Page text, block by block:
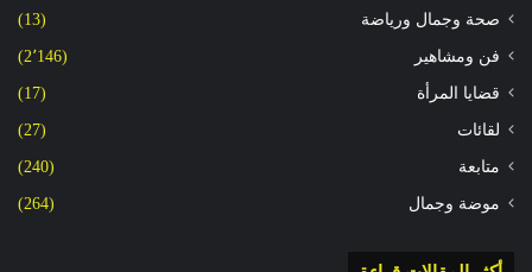
صحة وجمال ورياضة (13)
فن ومشاهير (2٬146)
قضايا المرأة (17)
لقائات (27)
متابعة (240)
موضة وجمال (264)